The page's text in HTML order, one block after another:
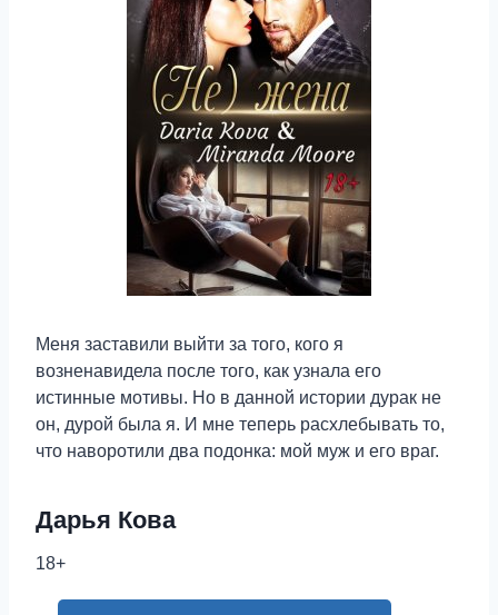
Меня заставили выйти за того, кого я
возненавидела после того, как узнала его
истинные мотивы. Но в данной истории дурак не
он, дурой была я. И мне теперь расхлебывать то,
что наворотили два подонка: мой муж и его враг.
Дарья Кова
18+